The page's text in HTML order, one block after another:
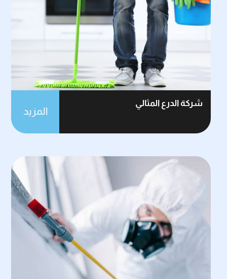
شركة الدرع المثالي
المزيد